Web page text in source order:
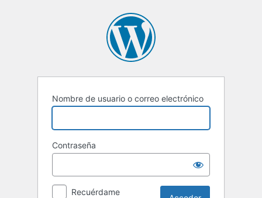
Nombre de usuario o correo electrónico
Contraseña
Recuérdame